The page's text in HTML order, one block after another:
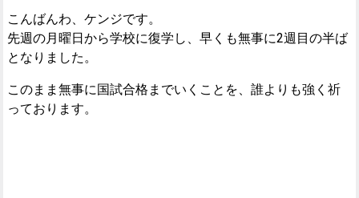
こんばんわ、ケンジです。
先週の月曜日から学校に復学し、早くも無事に2週目の半ば
となりました。
このまま無事に国試合格までいくことを、誰よりも強く祈
っております。